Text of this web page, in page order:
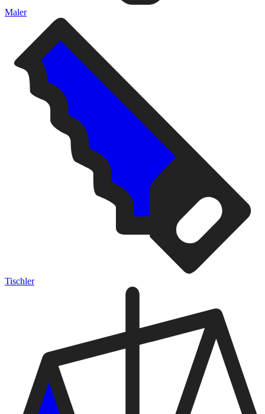
Maler
Tischler